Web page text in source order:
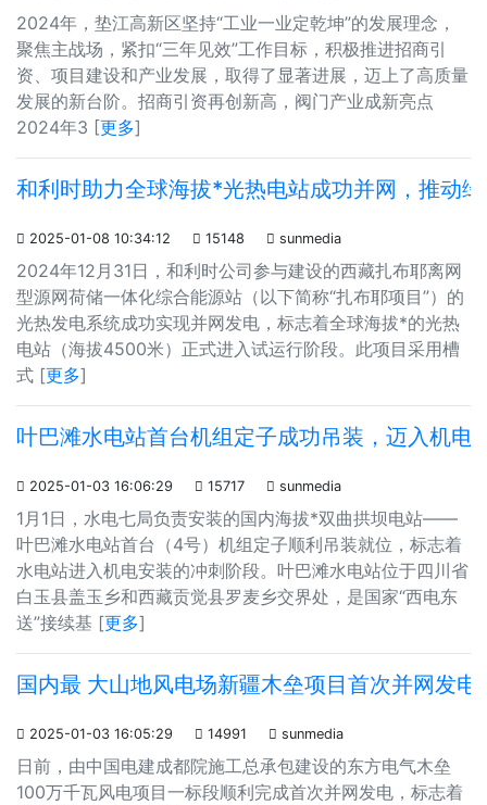
2024年，垫江高新区坚持“工业一业定乾坤”的发展理念，
聚焦主战场，紧扣“三年见效”工作目标，积极推进招商引
资、项目建设和产业发展，取得了显著进展，迈上了高质量
发展的新台阶。招商引资再创新高，阀门产业成新亮点
2024年3 [更多]
和利时助力全球海拔*光热电站成功并网，推动
 2025-01-08 10:34:12  15148  sunmedia
2024年12月31日，和利时公司参与建设的西藏扎布耶离网
型源网荷储一体化综合能源站（以下简称“扎布耶项目”）的
光热发电系统成功实现并网发电，标志着全球海拔*的光热
电站（海拔4500米）正式进入试运行阶段。此项目采用槽
式 [更多]
叶巴滩水电站首台机组定子成功吊装，迈入机电
 2025-01-03 16:06:29  15717  sunmedia
1月1日，水电七局负责安装的国内海拔*双曲拱坝电站——
叶巴滩水电站首台（4号）机组定子顺利吊装就位，标志着
水电站进入机电安装的冲刺阶段。叶巴滩水电站位于四川省
白玉县盖玉乡和西藏贡觉县罗麦乡交界处，是国家“西电东
送”接续基 [更多]
国内最 大山地风电场新疆木垒项目首次并网发电
 2025-01-03 16:05:29  14991  sunmedia
日前，由中国电建成都院施工总承包建设的东方电气木垒
100万千瓦风电项目一标段顺利完成首次并网发电，标志着